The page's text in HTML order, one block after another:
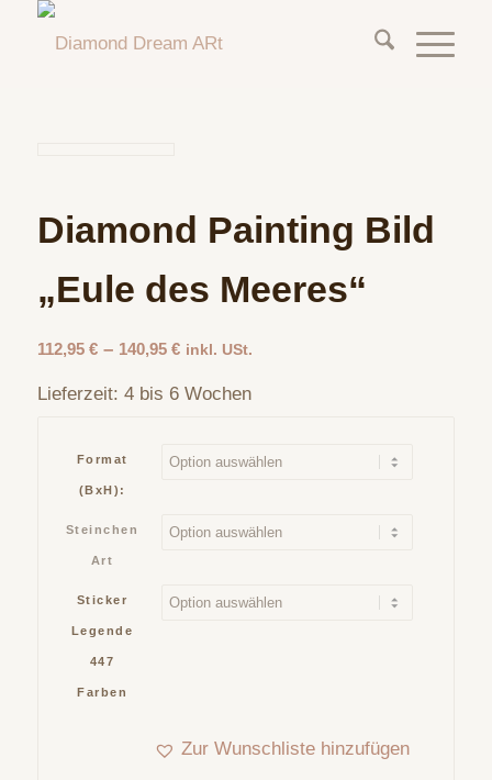
Diamond Painting Bild
„Eule des Meeres“
112,95 €– 140,95 € inkl. USt.
Lieferzeit: 4 bis 6 Wochen
Format
(BxH):
Steinchen
Art
Sticker
Legende
447
Farben
Zur Wunschliste hinzufügen